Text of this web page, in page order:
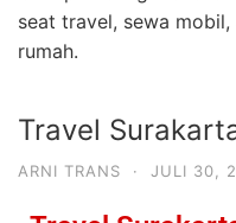
seat travel, sewa
rumah.
Travel
ARNI TRANS · JULI 30,